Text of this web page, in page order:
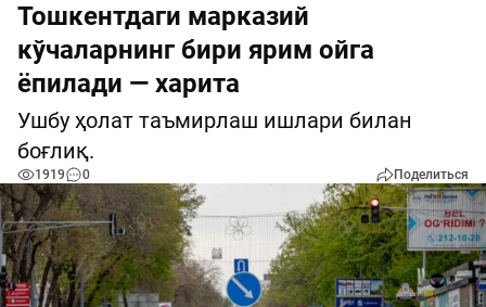
Тошкентдаги марказий
кўчаларнинг бири ярим ойга
ёпилади — харита
Ушбу ҳолат таъмирлаш ишлари билан
боғлиқ.
1919 0 Поделиться